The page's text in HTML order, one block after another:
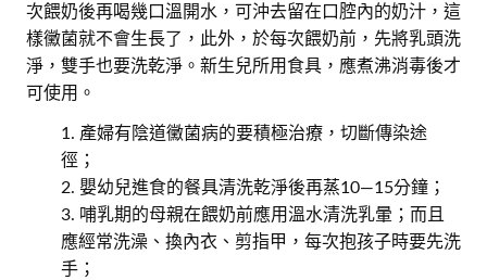
次餵奶後再喝幾口溫開水，可沖去留在口腔內的奶汁，這
樣黴菌就不會生長了，此外，於每次餵奶前，先將乳頭洗
淨，雙手也要洗乾淨。新生兒所用食具，應煮沸消毒後才
可使用。
產婦有陰道黴菌病的要積極治療，切斷傳染途
徑；
嬰幼兒進食的餐具清洗乾淨後再蒸10—15分鐘；
哺乳期的母親在餵奶前應用溫水清洗乳暈；而且
應經常洗澡、換內衣、剪指甲，每次抱孩子時要先洗
手；